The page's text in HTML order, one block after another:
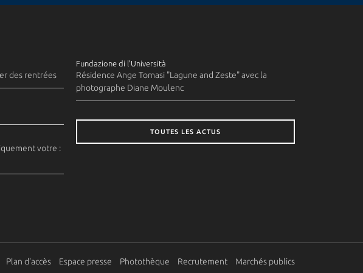
des rentrées
votre :
Fundazione di l'Università
Résidence Ange Tomasi "Lagune and Zeste" avec la
photographe Diane Moulenc
TOUTES LES ACTUS
Plan d'accès Espace presse Photothèque Recrutement Marchés publics